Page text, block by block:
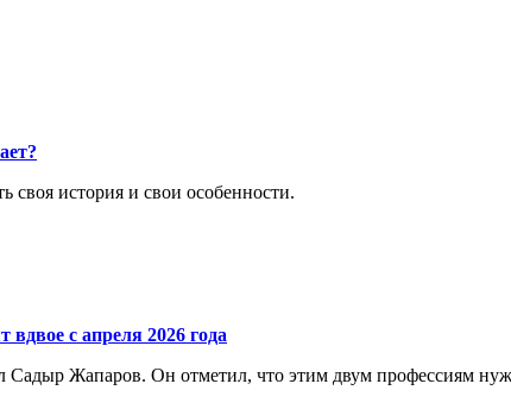
история и свои особенности.
с апреля 2026 года
Садыр Жапаров. Он отметил, что этим двум профессиям